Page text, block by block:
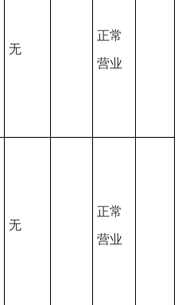
无
正常
营业
无
正常
营业